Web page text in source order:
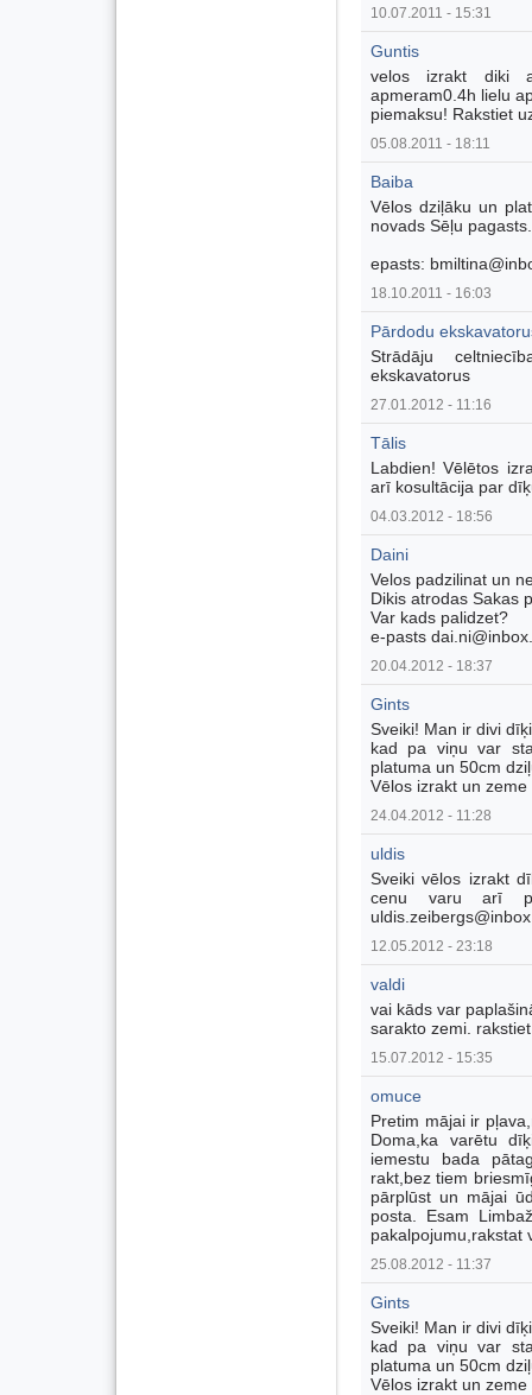
10.07.2011 - 15:31
Guntis
velos izrakt diki
apmeram0.4h lielu
piemaksu! Rakstiet
05.08.2011 - 18:11
Baiba
Vēlos dziļāku un
novads Sēļu pagasts.
epasts:
18.10.2011 - 16:03
Pārdodu
Strādāju
ekskavatorus
27.01.2012 - 11:16
Tālis
Labdien! Vēlētos
arī kosultācija par
04.03.2012 - 18:56
Daini
Velos padzilinat un
Dikis atrodas Sakas
Var kads palidzet?
e-pasts
20.04.2012 - 18:37
Gints
Sveiki! Man ir divi
kad pa viņu var
platuma un 50cm
Vēlos izrakt un
24.04.2012 - 11:28
uldis
Sveiki vēlos izrakt
cenu varu arī
12.05.2012 - 23:18
valdi
vai kāds var
sarakto zemi.
15.07.2012 - 15:35
omuce
Pretim mājai ir
Doma,ka varētu
iemestu bada
rakt,bez tiem
pārplūst un mājai
posta. Esam
pakalpojumu,rakstat
25.08.2012 - 11:37
Gints
Sveiki! Man ir divi
kad pa viņu var
platuma un 50cm
Vēlos izrakt un